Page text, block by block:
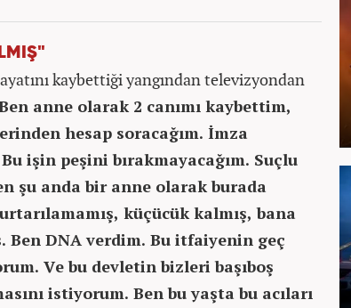
kaybettiği yangından televizyondan
anne olarak 2 canımı kaybettim,
hesap soracağım. İmza
işin peşini bırakmayacağım. Suçlu
şu anda bir anne olarak burada
küçücük kalmış, bana
DNA verdim. Bu itfaiyenin geç
Ve bu devletin bizleri başıboş
istiyorum. Ben bu yaşta bu acıları